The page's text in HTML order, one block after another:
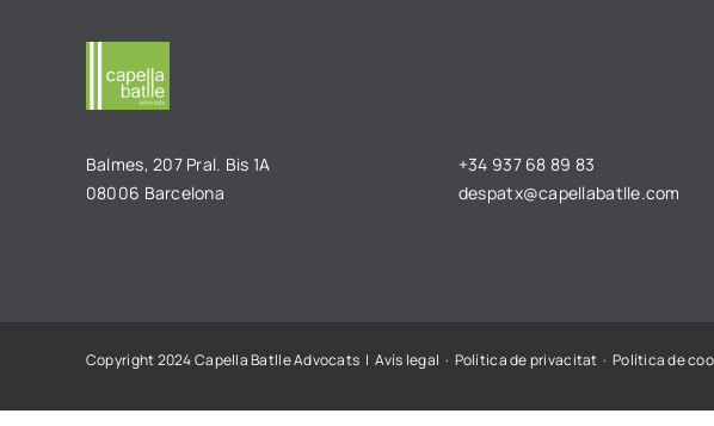
Balmes, 207 Pral. Bis 1A
08006 Barcelona
+34 937 68 89 83
despatx@capellabatlle.com
Copyright 2024 Capella Batlle Advocats | Avís legal · Política de privacitat · Política de